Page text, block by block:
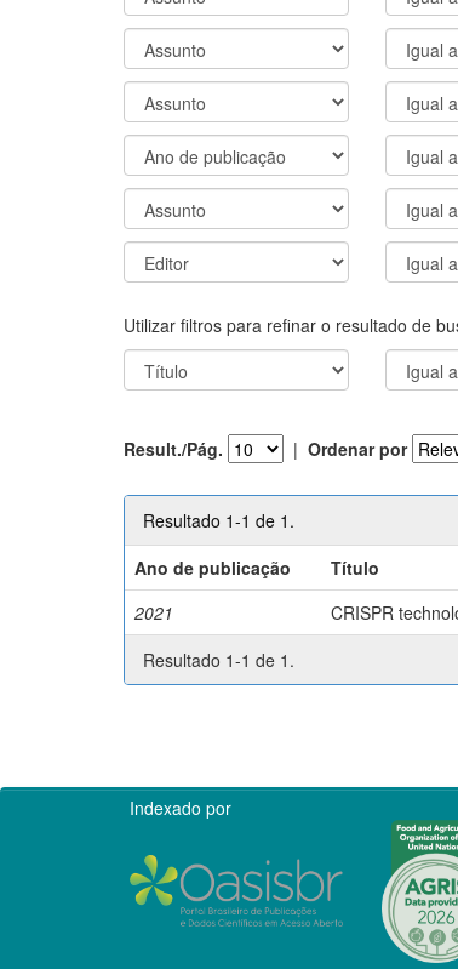
Utilizar filtros para refinar o resultado de
Result./Pág. | Ordenar por
Resultado 1-1 de 1.
Ano de publicação
Título
2021
CRISPR
Resultado 1-1 de 1.
Indexado por